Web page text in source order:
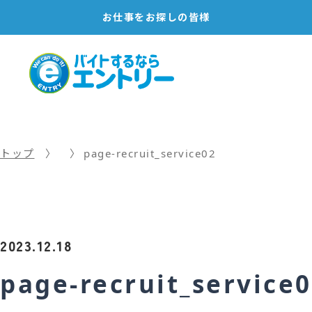
お仕事を お探しの皆様
トップ page-recruit_service02
2023.12.18
page-